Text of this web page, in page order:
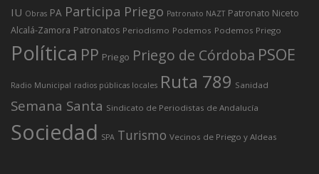
IU Obras PA Participa Priego Patronato NAZT Patronato Niceto
Alcalá-Zamora Patronatos Periodismo Podemos Podemos Priego
Política PP Priego Priego de Córdoba PSOE
Radio Municipal radios públicas locales Ruta 789 Sanidad
Semana Santa Sindicato de Periodistas de Andalucía
Sociedad SPA Turismo Vecinos de Priego y Aldeas